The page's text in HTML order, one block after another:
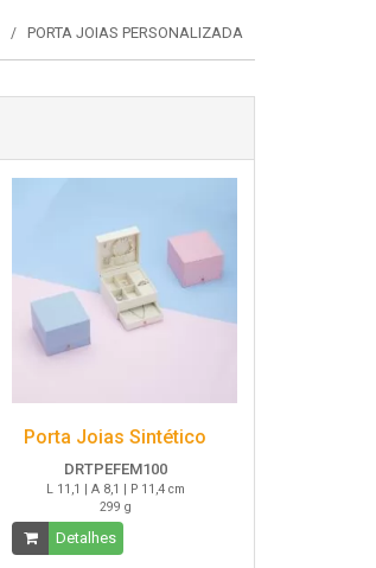
PORTA JOIAS PERSONALIZADA
Porta Joias Sintético
DRTPEFEM100
L 11,1 | A 8,1 | P 11,4 cm
299 g
Detalhes